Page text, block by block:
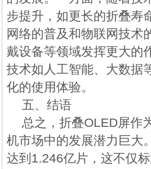
步提升，如更长的折叠寿
网络的普及和物联网技术
戴设备等领域发挥更大的
技术如人工智能、大数据
化的使用体验。
五、结语
总之，折叠OLED屏作
机市场中的发展潜力巨大
达到1.246亿片，这不仅